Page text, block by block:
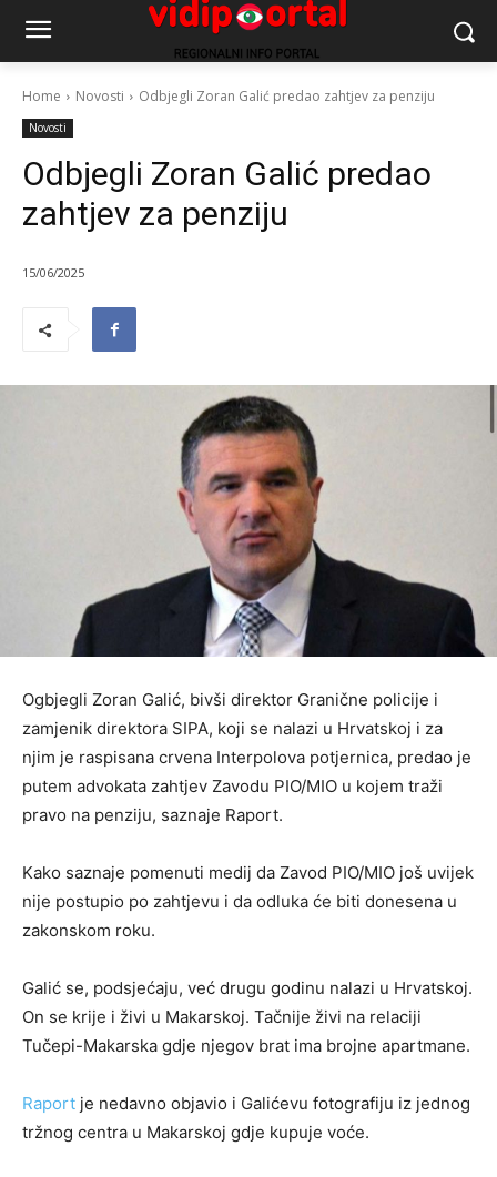
Home Novosti Odbjegli Zoran Galić predao zahtjev za penziju
Novosti
Odbjegli Zoran Galić predao
zahtjev za penziju
15/06/2025
Ogbjegli Zoran Galić, bivši direktor Granične policije i
zamjenik direktora SIPA, koji se nalazi u Hrvatskoj i za
njim je raspisana crvena Interpolova potjernica, predao je
putem advokata zahtjev Zavodu PIO/MIO u kojem traži
pravo na penziju, saznaje Raport.
Kako saznaje pomenuti medij da Zavod PIO/MIO još uvijek
nije postupio po zahtjevu i da odluka će biti donesena u
zakonskom roku.
Galić se, podsjećaju, već drugu godinu nalazi u Hrvatskoj.
On se krije i živi u Makarskoj. Tačnije živi na relaciji
Tučepi-Makarska gdje njegov brat ima brojne apartmane.
Raport je nedavno objavio i Galićevu fotografiju iz jednog
tržnog centra u Makarskoj gdje kupuje voće.